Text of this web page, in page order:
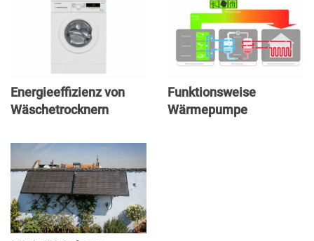
Energieeffizienz von
Wäschetrocknern
Funktionsweise
Wärmepumpe